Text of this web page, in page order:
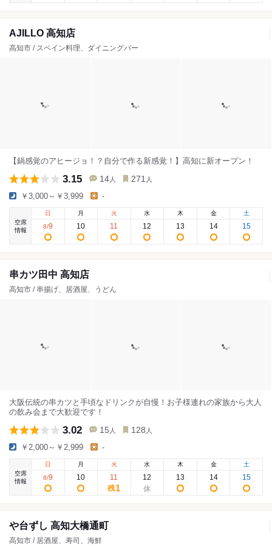
AJILLO 高知店
高知市 / スペイン料理、ダイニングバー
【鍋感覚のアヒージョ！？自分で作る新感覚！】高知に新オープン！
3.15 14 人 271 人
￥3,000～￥3,999 -
空席
情報
日
8/9
月
10
火
11
水
12
木
13
金
14
土
15
串カツ田中 高知店
高知市 / 串揚げ、居酒屋、うどん
大阪伝統の串カツと手頃なドリンクが自慢！お子様連れの家族から大人
の飲み会まで大歓迎です！
3.02 15 人 128 人
￥2,000～￥2,999 -
空席
情報
日
8/9
月
10
火
11
残1
水
12
木
13
金
14
土
15
や台ずし 高知大橋通町
高知市 / 居酒屋、寿司、海鮮